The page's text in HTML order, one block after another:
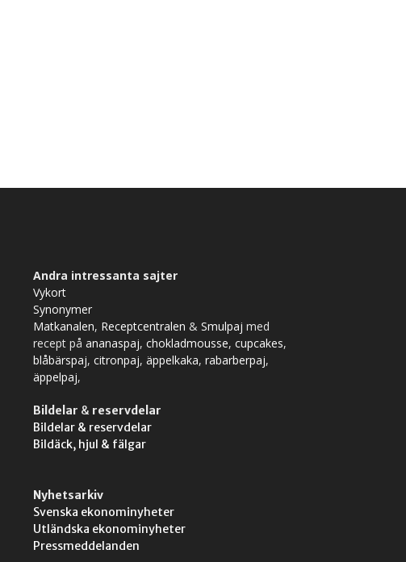
Andra intressanta sajter
Vykort
Synonymer
Matkanalen, Receptcentralen & Smulpaj med
recept på ananaspaj, chokladmousse, cupcakes,
blåbärspaj, citronpaj, äppelkaka, rabarberpaj,
äppelpaj,
Bildelar & reservdelar
Bildelar & reservdelar
Bildäck, hjul & fälgar
Nyhetsarkiv
Svenska ekonominyheter
Utländska ekonominyheter
Pressmeddelanden